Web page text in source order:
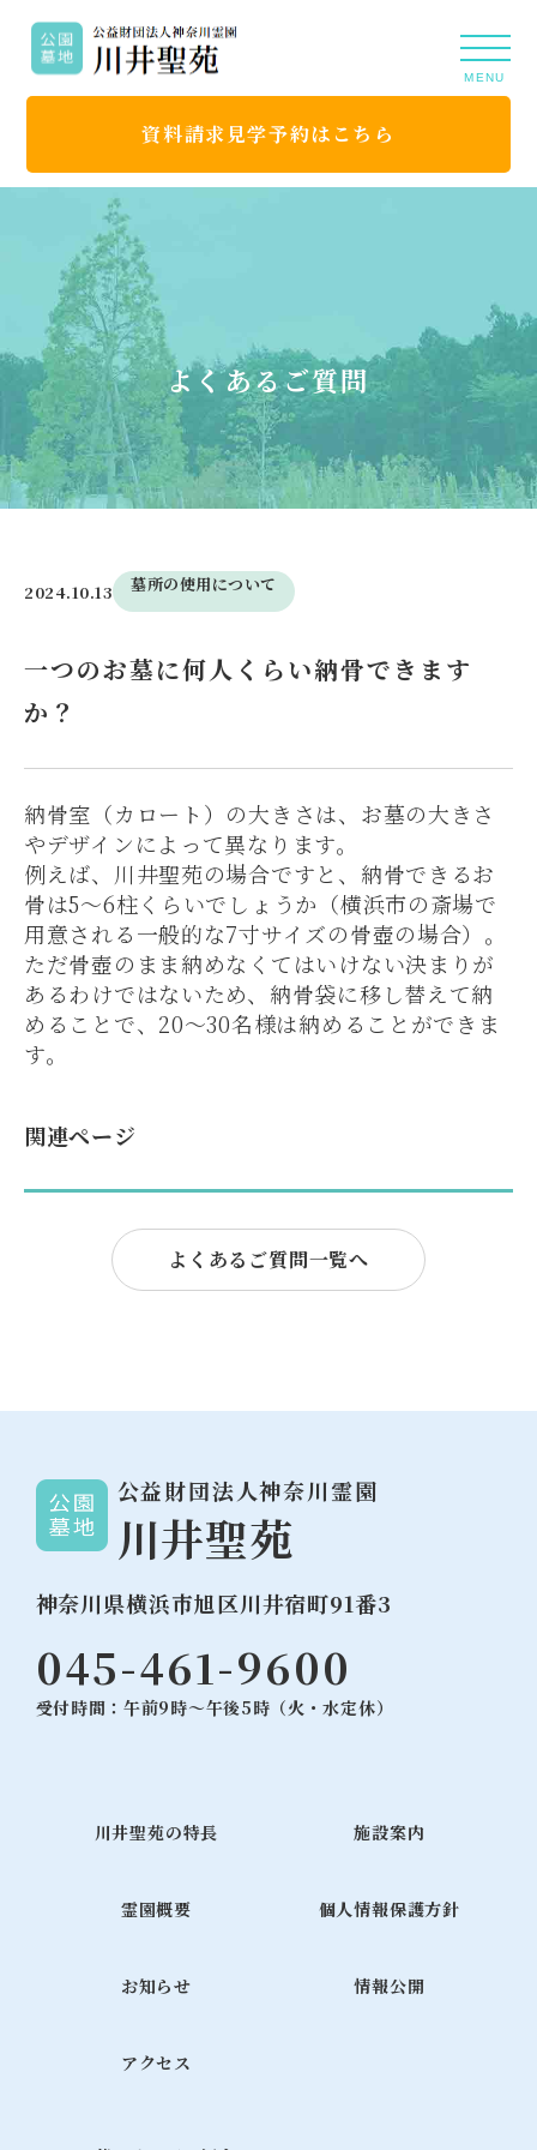
MENU
資料請求見学予約はこちら
よくあるご質問
2024.10.13 墓所の使用について
一つのお墓に何人くらい納骨できます
か？
納骨室（カロート）の大きさは、お墓の大きさ
やデザインによって異なります。
例えば、川井聖苑の場合ですと、納骨できるお
骨は5～6柱くらいでしょうか（横浜市の斎場で
用意される一般的な7寸サイズの骨壺の場合）。
ただ骨壺のまま納めなくてはいけない決まりが
あるわけではないため、納骨袋に移し替えて納
めることで、20～30名様は納めることができま
す。
関連ページ
よくあるご質問一覧へ
公益財団法人神奈川霊園
川井聖苑
神奈川県横浜市旭区川井宿町91番3
045-461-9600
受付時間：午前9時～午後5時（火・水定休）
川井聖苑の特長
霊園概要
お知らせ
アクセス
施設案内
個人情報保護方針
情報公開